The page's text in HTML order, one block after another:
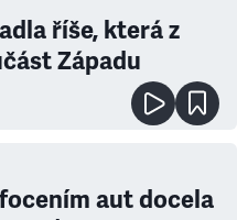
říše, která z
Západu
aut docela